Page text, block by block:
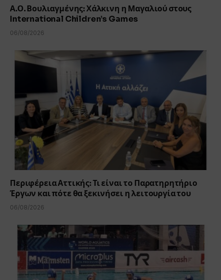
Α.Ο. Βουλιαγμένης: Χάλκινη η Μαγαλιού στους
International Children’s Games
06/08/2026
Περιφέρεια Αττικής: Τι είναι το Παρατηρητήριο
Έργων και πότε θα ξεκινήσει η λειτουργία του
06/08/2026